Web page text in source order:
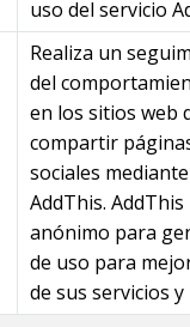
uso del servicio
Realiza un
del
en los sitios web
compartir
sociales
AddThis.
anónimo para
de uso para
de sus servicios